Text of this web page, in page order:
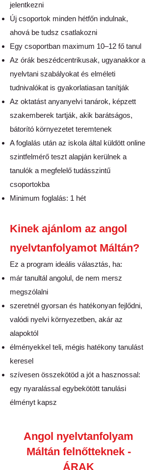
jelentkezni
Új csoportok minden hétfőn indulnak,
ahová be tudsz csatlakozni
Egy csoportban maximum 10–12 fő tanul
Az órák beszédcentrikusak, ugyanakkor a
nyelvtani szabályokat és elméleti
tudnivalókat is gyakorlatiasan tanítják
Az oktatást anyanyelvi tanárok, képzett
szakemberek tartják, akik barátságos,
bátorító környezetet teremtenek
A foglalás után az iskola által küldött online
szintfelmérő teszt alapján kerülnek a
tanulók a megfelelő tudásszintű
csoportokba
Minimum foglalás: 1 hét
Kinek ajánlom az angol
nyelvtanfolyamot Máltán?
Ez a program ideális választás, ha:
már tanultál angolul, de nem mersz
megszólalni
szeretnél gyorsan és hatékonyan fejlődni,
valódi nyelvi környezetben, akár az
alapoktól
élményekkel teli, mégis hatékony tanulást
keresel
szívesen összekötöd a jót a hasznossal:
egy nyaralással egybekötött tanulási
élményt kapsz
Angol nyelvtanfolyam
Máltán felnőtteknek -
ÁRAK